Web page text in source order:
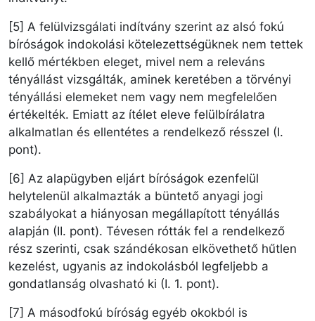
[5] A felülvizsgálati indítvány szerint az alsó fokú
bíróságok indokolási kötelezettségüknek nem tettek
kellő mértékben eleget, mivel nem a releváns
tényállást vizsgálták, aminek keretében a törvényi
tényállási elemeket nem vagy nem megfelelően
értékelték. Emiatt az ítélet eleve felülbírálatra
alkalmatlan és ellentétes a rendelkező résszel (I.
pont).
[6] Az alapügyben eljárt bíróságok ezenfelül
helytelenül alkalmazták a büntető anyagi jogi
szabályokat a hiányosan megállapított tényállás
alapján (II. pont). Tévesen rótták fel a rendelkező
rész szerinti, csak szándékosan elkövethető hűtlen
kezelést, ugyanis az indokolásból legfeljebb a
gondatlanság olvasható ki (I. 1. pont).
[7] A másodfokú bíróság egyéb okokból is